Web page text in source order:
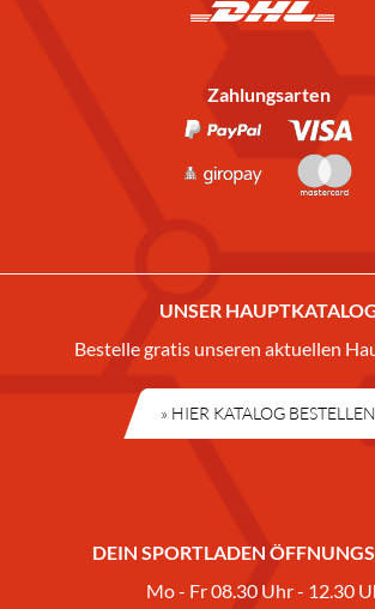
Zahlungsarten
UNSER
Bestelle gratis unseren aktuellen
» HIER KATALOG BESTELLEN
DEIN SPORTLADEN
Mo - Fr 08.30 Uhr - 12.30